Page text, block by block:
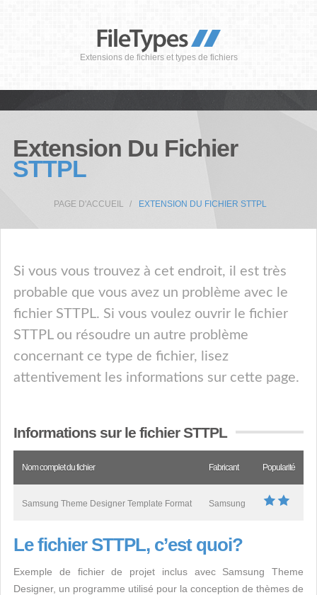
Extensions de fichiers et types de fichiers
Extension Du Fichier
STTPL
PAGE D'ACCUEIL EXTENSION DU FICHIER STTPL
Si vous vous trouvez à cet endroit, il est très
probable que vous avez un problème avec le
fichier STTPL. Si vous voulez ouvrir le fichier
STTPL ou résoudre un autre problème
concernant ce type de fichier, lisez
attentivement les informations sur cette page.
Informations sur le fichier STTPL
Nom complet du fichier Fabricant Popularité
Samsung Theme Designer Template Format Samsung
Le fichier STTPL, c’est quoi?
Exemple de fichier de projet inclus avec Samsung Theme
Designer, un programme utilisé pour la conception de thèmes de